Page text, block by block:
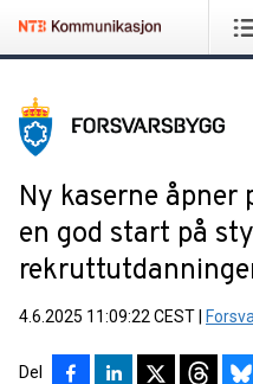
Ny kaserne åpner
en god start på
4.6.2025 11:09:22 CEST
Del